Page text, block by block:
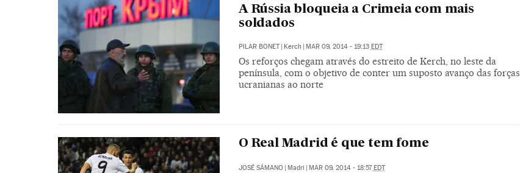
A Rússia bloqueia a Crimeia com mais
soldados
PILAR BONET | Kerch | MAR 09, 2014 - 19:13 EDT
Os reforços chegam através do estreito de Kerch, no leste da
península, com o objetivo de conter um suposto avanço das forças
ucranianas ao norte
O Real Madrid é que tem fome
JOSÉ SÁMANO | Madri | MAR 09, 2014 - 18:57EDT